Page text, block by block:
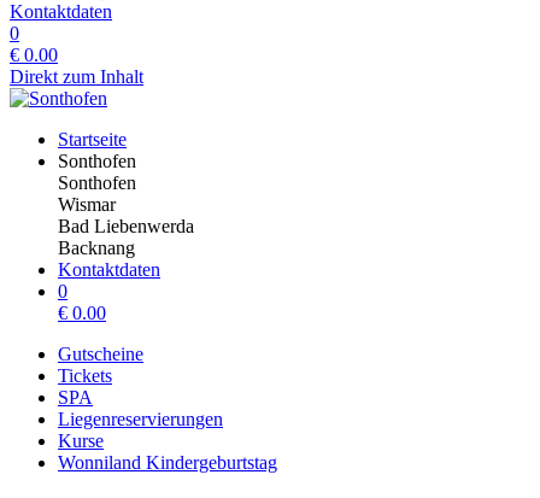
Kontaktdaten
0
€ 0.00
Direkt zum Inhalt
Startseite
Sonthofen
Sonthofen
Wismar
Bad Liebenwerda
Backnang
Kontaktdaten
0
€ 0.00
Gutscheine
Tickets
SPA
Liegenreservierungen
Kurse
Wonniland Kindergeburtstag